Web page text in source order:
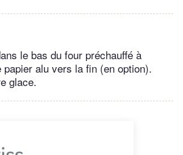
le bas du four préchauffé à
papier alu vers la fin (en option).
glace.